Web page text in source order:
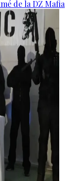
de la DZ Mafia